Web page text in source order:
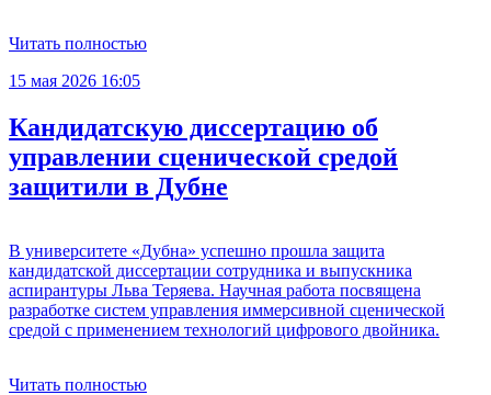
Читать полностью
15 мая 2026 16:05
Кандидатскую диссертацию об
управлении сценической средой
защитили в Дубне
В университете «Дубна» успешно прошла защита
кандидатской диссертации сотрудника и выпускника
аспирантуры Льва Теряева. Научная работа посвящена
разработке систем управления иммерсивной сценической
средой с применением технологий цифрового двойника.
Читать полностью